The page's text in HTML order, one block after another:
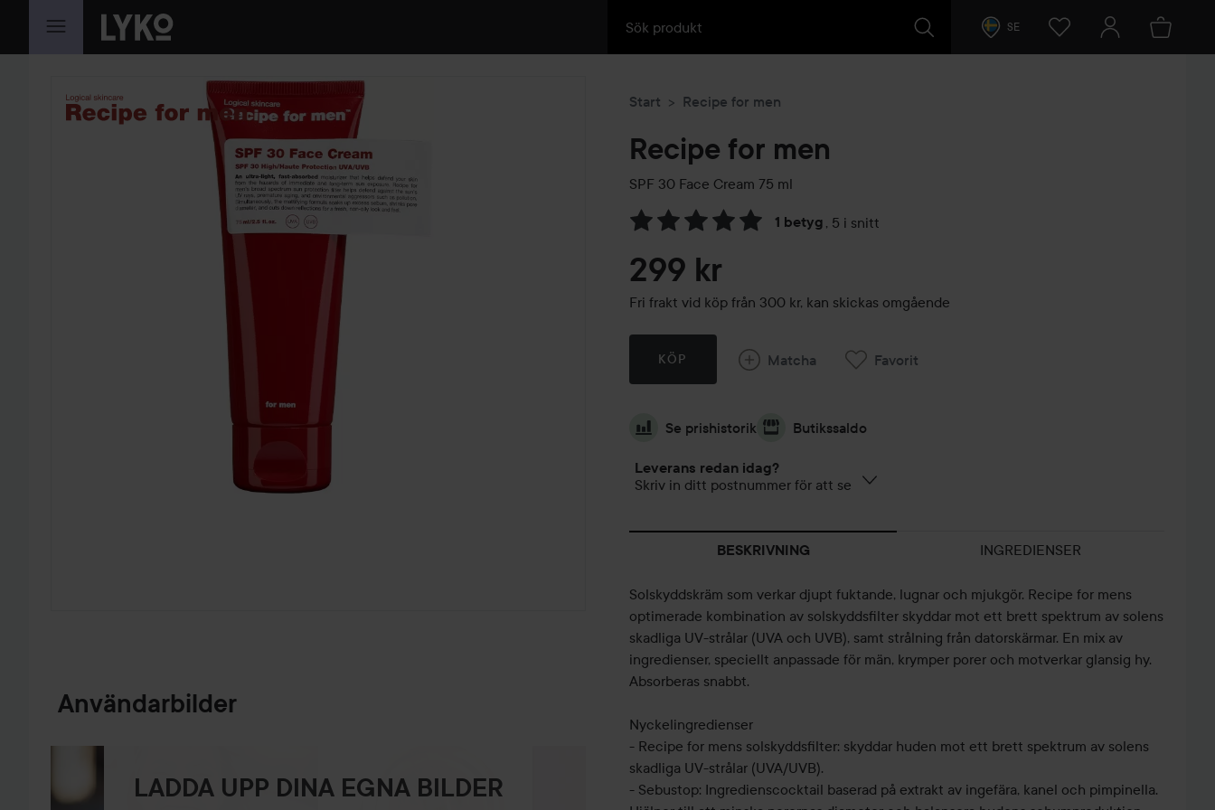
HOPPA TILL INNEHÅLLET SE
Användarbilder
LADDA UPP DINA EGNA BILDER
Start Recipe for men
Recipe for men
SPF 30 Face Cream 75 ml
1 betyg , 5 i snitt
Hoppa till Betyg & kommentarer
299 kr
Fri frakt vid köp från 300 kr, kan skickas omgående
KÖP Matcha Favorit
Se prishistorik Butikssaldo
Leverans redan idag?
Skriv in ditt postnummer för att se
BESKRIVNING INGREDIENSER
Solskyddskräm som verkar djupt fuktande, lugnar och mjukgör. Recipe for mens
optimerade kombination av solskyddsfilter skyddar mot ett brett spektrum av solens
skadliga UV-strålar (UVA och UVB), samt strålning från datorskärmar. En mix av
ingredienser, speciellt anpassade för män, krymper porer och motverkar glansig hy.
Absorberas snabbt.
Nyckelingredienser
- Recipe for mens solskyddsfilter: skyddar huden mot ett brett spektrum av solens
skadliga UV-strålar (UVA/UVB).
- Sebustop: Ingredienscocktail baserad på extrakt av ingefära, kanel och pimpinella.